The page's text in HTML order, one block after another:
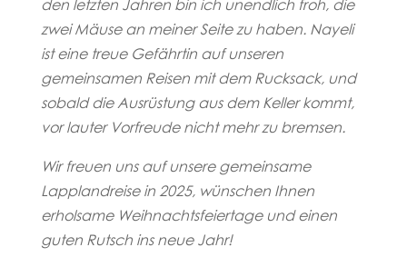
zwei Mäuse an meiner Seite zu haben. Nayeli
ist eine treue Gefährtin auf unseren
gemeinsamen Reisen mit dem Rucksack, und
sobald die Ausrüstung aus dem Keller kommt,
vor lauter Vorfreude nicht mehr zu bremsen.
Wir freuen uns auf unsere gemeinsame
Lapplandreise in 2025, wünschen Ihnen
erholsame Weihnachtsfeiertage und einen
guten Rutsch ins neue Jahr!